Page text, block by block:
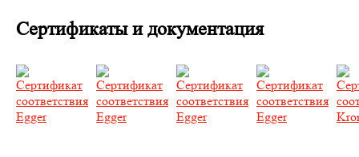
Сертификаты и документация